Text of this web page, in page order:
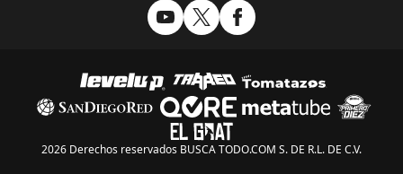
2026 Derechos reservados BUSCA TODO.COM S. DE R.L. DE C.V.